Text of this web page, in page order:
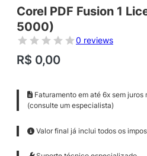
Corel PDF Fusion 1
5000)
0 reviews
R$ 0,00
Faturamento em até 6x sem juros
(consulte um especialista)
Valor final já inclui todos os